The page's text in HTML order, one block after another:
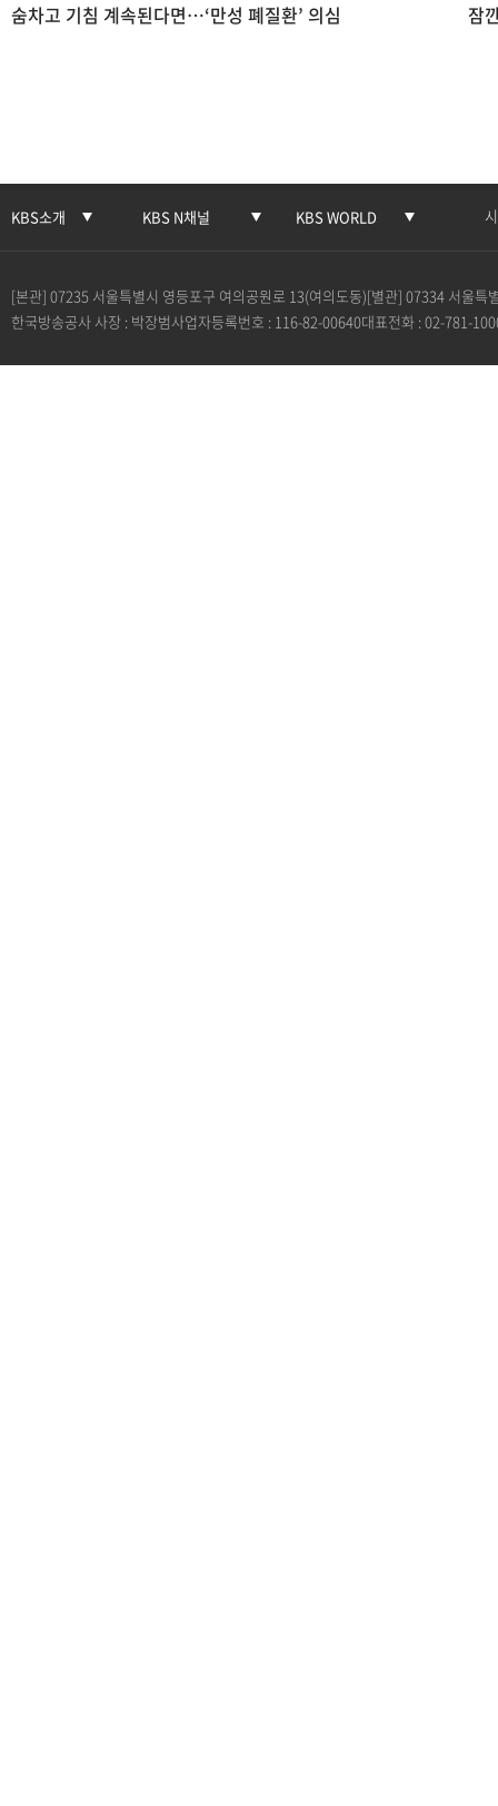
숨차고 기침 계속된다면…‘만성 폐질환’ 의심 잠
KBS소개 KBS N채널 KBS WORLD
[본관] 07235 서울특별시 영등포구 여의공원로 13(여의도동)[별관] 07334 서울특
한국방송공사 사장 : 박장범사업자등록번호 : 116-82-00640대표전화 : 02-781-